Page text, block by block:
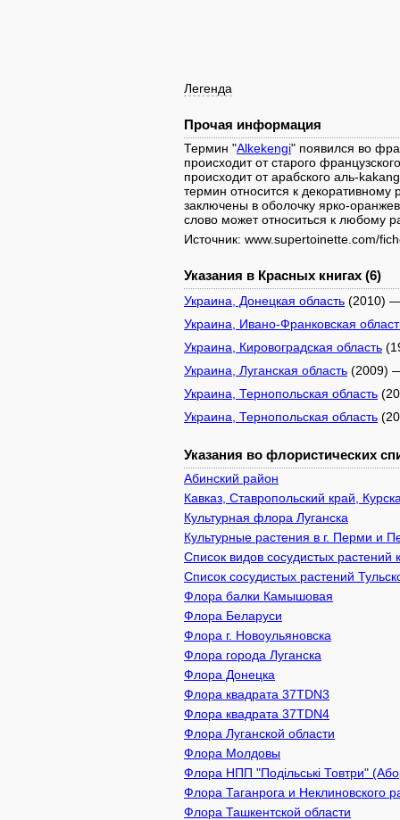
Легенда
Прочая информация
Термин "Alkekengi" появился во
происходит от старого
происходит от арабского аль-
термин относится к
заключены в оболочку ярко-
слово может относиться к любому
Источник: www.supertoinette.com/
Указания в Красных книгах (6)
Украина, Донецкая область (2010)
Украина, Ивано-Франковская
Украина, Кировоградская область
Украина, Луганская область (2009)
Украина, Тернопольская область
Украина, Тернопольская область
Указания во флористических
Абинский район
Кавказ, Ставропольский край,
Культурная флора Луганска
Культурные растения в г. Перми и
Список видов сосудистых
Список сосудистых растений
Флора балки Камышовая
Флора Беларуси
Флора г. Новоульяновска
Флора города Луганска
Флора Донецка
Флора квадрата 37TDN3
Флора квадрата 37TDN4
Флора Луганской области
Флора Молдовы
Флора НПП "Подільські Товтри"
Флора Таганрога и Неклиновского
Флора Ташкентской области